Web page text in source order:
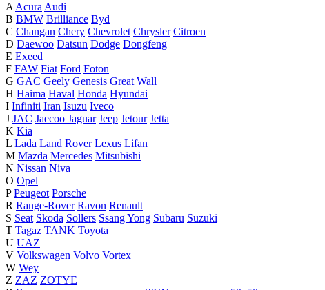
AAcuraAudi
B BMW Brilliance Byd
C Changan Chery Chevrolet Chrysler Citroen
D Daewoo Datsun Dodge Dongfeng
E Exeed
F FAW Fiat Ford Foton
G GAC Geely Genesis Great Wall
H Haima Haval Honda Hyundai
I Infiniti Iran Isuzu Iveco
J JAC Jaecoo Jaguar Jeep Jetour Jetta
K Kia
L Lada Land Rover Lexus Lifan
M Mazda Mercedes Mitsubishi
N Nissan Niva
O Opel
P Peugeot Porsche
R Range-Rover Ravon Renault
S Seat Skoda Sollers Ssang Yong Subaru Suzuki
T Tagaz TANK Toyota
U UAZ
V Volkswagen Volvo Vortex
W Wey
Z ZAZ ZOTYE